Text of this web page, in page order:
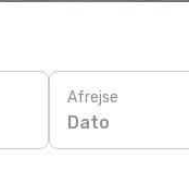
Afrejse
Dato